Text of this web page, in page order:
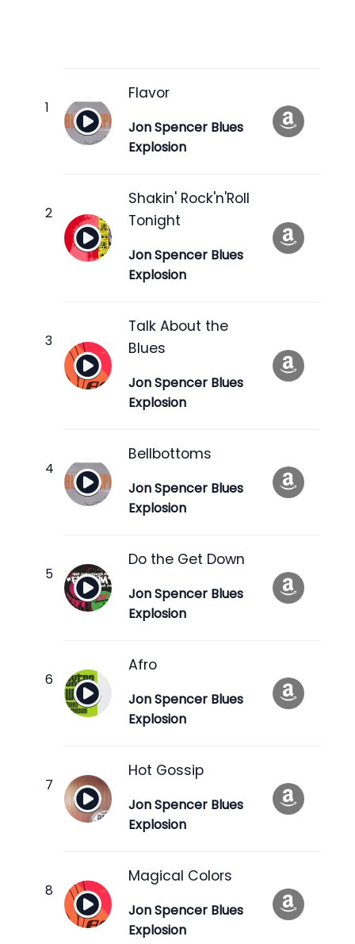
Flavor
Jon Spencer Blues
Explosion
Shakin' Rock'n'Roll
Tonight
Jon Spencer Blues
Explosion
Talk About the
Blues
Jon Spencer Blues
Explosion
Bellbottoms
Jon Spencer Blues
Explosion
Do the Get Down
Jon Spencer Blues
Explosion
Afro
Jon Spencer Blues
Explosion
Hot Gossip
Jon Spencer Blues
Explosion
Magical Colors
Jon Spencer Blues
Explosion